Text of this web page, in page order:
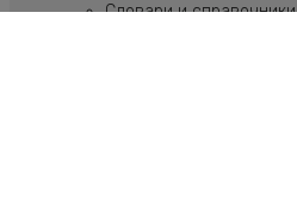
Словари и справочники